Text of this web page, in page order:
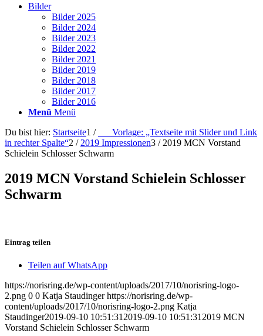
Bilder
Bilder 2025
Bilder 2024
Bilder 2023
Bilder 2022
Bilder 2021
Bilder 2019
Bilder 2018
Bilder 2017
Bilder 2016
Menü Menü
Du bist hier: Startseite1 /
___Vorlage: „Textseite mit Slider und Link
in rechter Spalte“2 / 2019 Impressionen3 / 2019 MCN Vorstand
Schielein Schlosser Schwarm
2019 MCN Vorstand Schielein Schlosser
Schwarm
Eintrag teilen
Teilen auf WhatsApp
https://norisring.de/wp-content/uploads/2017/10/norisring-logo-
2.png 0 0 Katja Staudinger https://norisring.de/wp-
content/uploads/2017/10/norisring-logo-2.png Katja
Staudinger2019-09-10 10:51:31 2019-09-10 10:51:31 2019 MCN
Vorstand Schielein Schlosser Schwarm